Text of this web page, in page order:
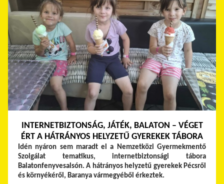
INTERNETBIZTONSÁG, JÁTÉK, BALATON – VÉGET
ÉRT A HÁTRÁNYOS HELYZETŰ GYEREKEK TÁBORA
Idén nyáron sem maradt el a Nemzetközi Gyermekmentő
Szolgálat tematikus, internetbiztonsági tábora
Balatonfenyvesalsón. A hátrányos helyzetű gyerekek Pécsről
és környékéről, Baranya vármegyéből érkeztek.